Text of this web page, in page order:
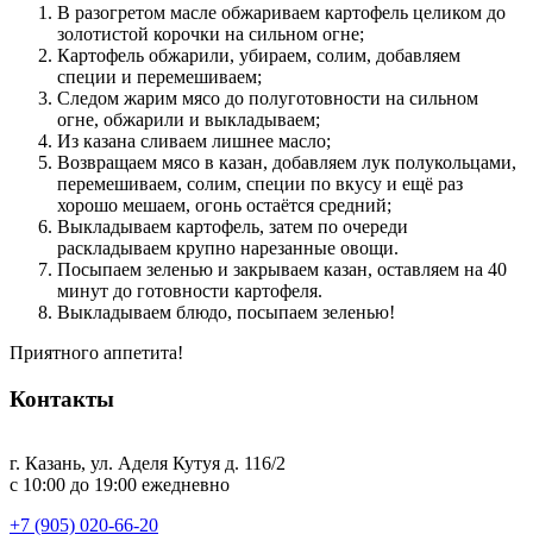
В разогретом масле обжариваем картофель целиком до
золотистой корочки на сильном огне;
Картофель обжарили, убираем, солим, добавляем
специи и перемешиваем;
Следом жарим мясо до полуготовности на сильном
огне, обжарили и выкладываем;
Из казана сливаем лишнее масло;
Возвращаем мясо в казан, добавляем лук полукольцами,
перемешиваем, солим, специи по вкусу и ещё раз
хорошо мешаем, огонь остаётся средний;
Выкладываем картофель, затем по очереди
раскладываем крупно нарезанные овощи.
Посыпаем зеленью и закрываем казан, оставляем на 40
минут до готовности картофеля.
Выкладываем блюдо, посыпаем зеленью!
Приятного аппетита!
Контакты
г. Казань, ул. Аделя Кутуя д. 116/2
с 10:00 до 19:00 ежедневно
+7 (905) 020-66-20